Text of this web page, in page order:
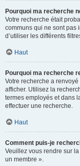
Pourquoi ma recherche
Votre recherche était
communs qui ne sont pas
d’utiliser les différents
Haut
Pourquoi ma recherche
Votre recherche a
afficher. Utilisez la
termes employés et dans
effectuer une recherche.
Haut
Comment puis-je
Veuillez vous rendre sur
un membre ».